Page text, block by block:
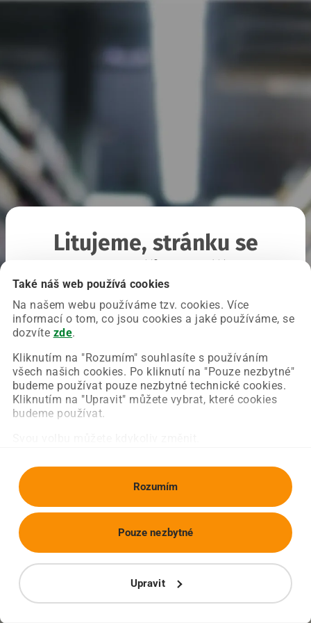
Také náš web používá cookies
Na našem webu používáme tzv. cookies. Více
informací o tom, co jsou cookies a jaké používáme, se
dozvíte zde.
Kliknutím na "Rozumím" souhlasíte s používáním
všech našich cookies. Po kliknutí na "Pouze nezbytné"
budeme používat pouze nezbytné technické cookies.
Kliknutím na "Upravit" můžete vybrat, které cookies
budeme používat.
Rozumím
Upravit
Pouze nezbytné
Litujeme, stránku se
Chyba nastala na naší straně a už ji opravujeme.
Zkuste prosím znovu načíst požadovanou stránku.
Obnovit stránku Úvodní strana